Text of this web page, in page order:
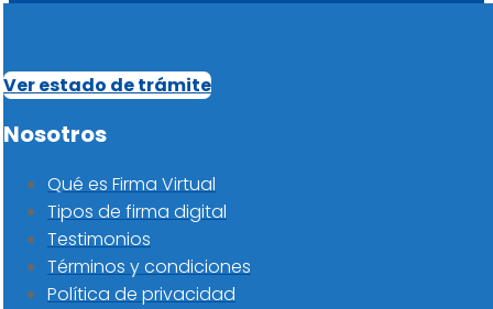
Ver estado de trámite
Nosotros
Qué es Firma Virtual
Tipos de firma digital
Testimonios
Términos y condiciones
Política de privacidad